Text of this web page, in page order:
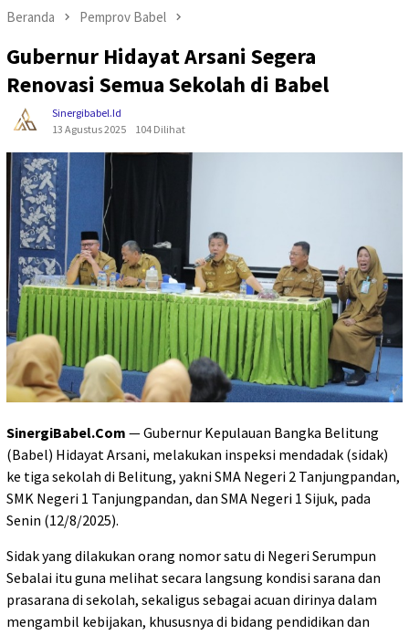
Beranda Pemprov Babel
Gubernur Hidayat Arsani Segera
Renovasi Semua Sekolah di Babel
Sinergibabel.id
13 Agustus 2025
104 Dilihat
SinergiBabel.Com — Gubernur Kepulauan Bangka Belitung
(Babel) Hidayat Arsani, melakukan inspeksi mendadak (sidak)
ke tiga sekolah di Belitung, yakni SMA Negeri 2 Tanjungpandan,
SMK Negeri 1 Tanjungpandan, dan SMA Negeri 1 Sijuk, pada
Senin (12/8/2025).
Sidak yang dilakukan orang nomor satu di Negeri Serumpun
Sebalai itu guna melihat secara langsung kondisi sarana dan
prasarana di sekolah, sekaligus sebagai acuan dirinya dalam
mengambil kebijakan, khususnya di bidang pendidikan dan